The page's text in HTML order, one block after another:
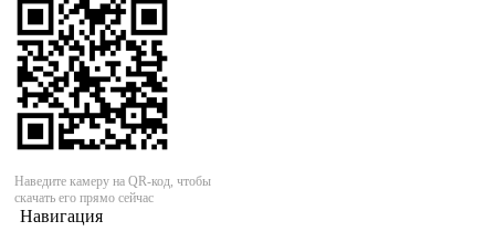
Наведите камеру на QR-код, чтобы
скачать его прямо сейчас
Навигация